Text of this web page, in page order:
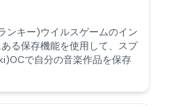
ンキー)ウイルスゲームのイン
る保存機能を使用して、スプ
で自分の音楽作品を保存